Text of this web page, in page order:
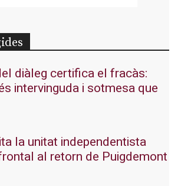
diàleg certifica el fracàs:
intervinguda i sotmesa que
la unitat independentista
al retorn de Puigdemont